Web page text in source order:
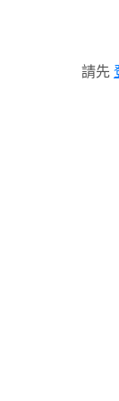
請先